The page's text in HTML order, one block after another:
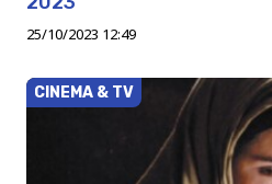
25/10/2023 12:49
CINEMA & TV